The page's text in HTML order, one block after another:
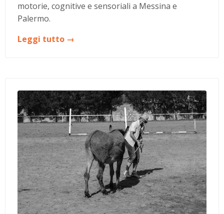
motorie, cognitive e sensoriali a Messina e
Palermo.
Leggi tutto →